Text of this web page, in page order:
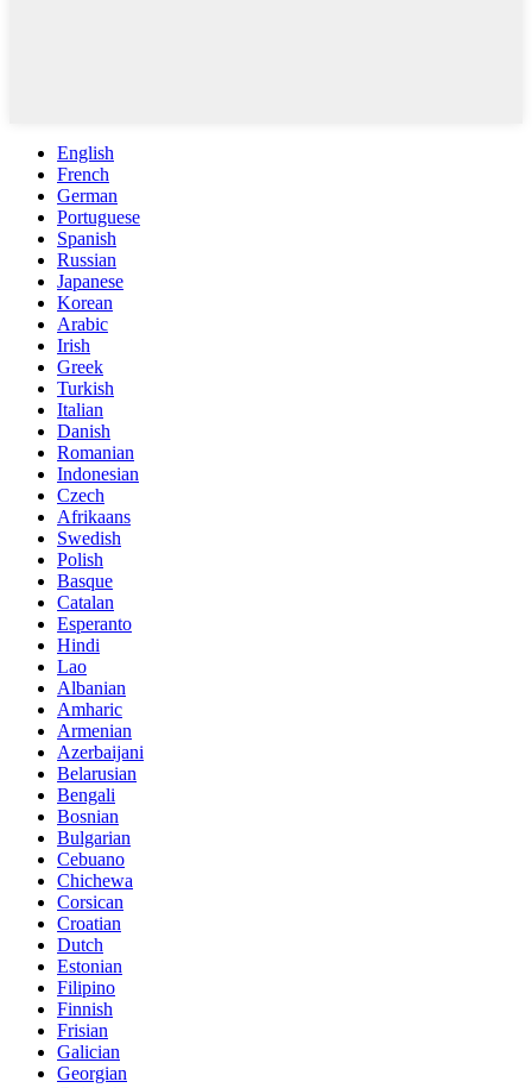
English
French
German
Portuguese
Spanish
Russian
Japanese
Korean
Arabic
Irish
Greek
Turkish
Italian
Danish
Romanian
Indonesian
Czech
Afrikaans
Swedish
Polish
Basque
Catalan
Esperanto
Hindi
Lao
Albanian
Amharic
Armenian
Azerbaijani
Belarusian
Bengali
Bosnian
Bulgarian
Cebuano
Chichewa
Corsican
Croatian
Dutch
Estonian
Filipino
Finnish
Frisian
Galician
Georgian